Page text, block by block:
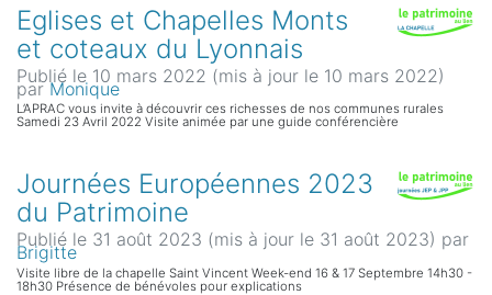
Eglises et Chapelles Monts
et coteaux du Lyonnais
Publié le 10 mars 2022 (mis à jour le 10 mars 2022)
parMonique
L’APRAC vous invite à découvrir ces richesses de nos communes rurales
Samedi 23 Avril 2022 Visite animée par une guide conférencière
Journées Européennes 2023
du Patrimoine
Publié le 31 août 2023 (mis à jour le 31 août 2023) par
Brigitte
Visite libre de la chapelle Saint Vincent Week-end 16 & 17 Septembre 14h30 -
18h30 Présence de bénévoles pour explications